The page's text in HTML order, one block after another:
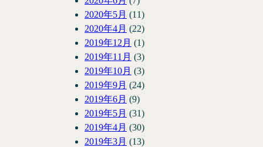
2020年5月 (11)
2020年4月 (22)
2019年12月 (1)
2019年11月 (3)
2019年10月 (3)
2019年9月 (24)
2019年6月 (9)
2019年5月 (31)
2019年4月 (30)
2019年3月 (13)